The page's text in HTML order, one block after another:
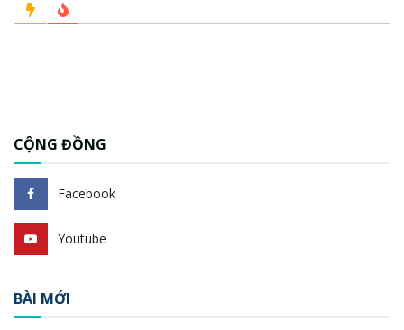
CỘNG ĐỒNG
Facebook
Youtube
BÀI MỚI